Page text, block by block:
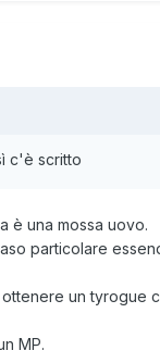
c'è scritto
è una mossa uovo.
particolare
un tyrogue
MP.